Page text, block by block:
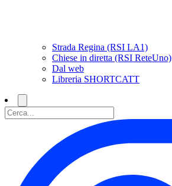
Strada Regina (RSI LA1)
Chiese in diretta (RSI ReteUno)
Dal web
Libreria SHORTCATT